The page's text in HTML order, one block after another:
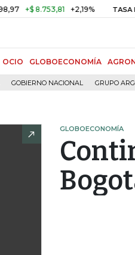
+$ 8.753,81 +2,19% TASA DE
OCIO GLOBOECONOMÍA
GOBIERNO NACIONAL GRUPO
GLOBOECONOMÍA